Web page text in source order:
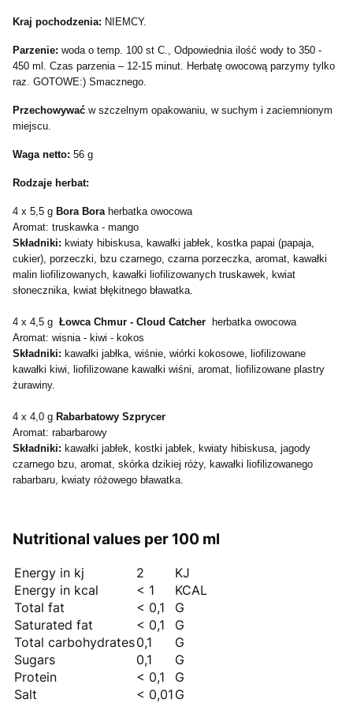
Kraj pochodzenia: NIEMCY.
Parzenie: woda o temp. 100 st C., Odpowiednia ilość wody to 350 -
450 ml. Czas parzenia – 12-15 minut. Herbatę owocową parzymy tylko
raz. GOTOWE:) Smacznego.
Przechowywać w szczelnym opakowaniu, w suchym i zaciemnionym
miejscu.
Waga netto: 56 g
Rodzaje herbat:
4 x 5,5 g Bora Boraherbatka owocowa
Aromat: truskawka - mango
Składniki: kwiaty hibiskusa, kawałki jabłek, kostka papai (papaja,
cukier), porzeczki, bzu czarnego, czarna porzeczka, aromat, kawałki
malin liofilizowanych, kawałki liofilizowanych truskawek, kwiat
słonecznika, kwiat błękitnego bławatka.
4 x 4,5 g Łowca Chmur - Cloud Catcher
herbatka owocowa
Aromat: wisnia - kiwi - kokos
Składniki: kawałki jabłka, wiśnie, wiórki kokosowe, liofilizowane
kawałki kiwi, liofilizowane kawałki wiśni, aromat, liofilizowane plastry
żurawiny.
4 x 4,0 g Rabarbatowy Szprycer
Aromat: rabarbarowy
Składniki: kawałki jabłek, kostki jabłek, kwiaty hibiskusa, jagody
czarnego bzu, aromat, skórka dzikiej róży, kawałki liofilizowanego
rabarbaru, kwiaty różowego bławatka.
Nutritional values per 100 ml
Energy in kj 2
KJ
Energy in kcal
< 1
KCAL
Total fat
< 0,1
G
Saturated fat
< 0,1
G
Total carbohydrates0,1
G
Sugars
0,1
G
Protein
< 0,1
G
Salt
< 0,01 G